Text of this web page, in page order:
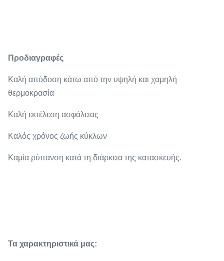
Προδιαγραφές
Καλή απόδοση κάτω από την υψηλή και χαμηλή
θερμοκρασία
Καλή εκτέλεση ασφάλειας
Καλός χρόνος ζωής κύκλων
Καμία ρύπανση κατά τη διάρκεια της κατασκευής.
Τα χαρακτηριστικά μας: